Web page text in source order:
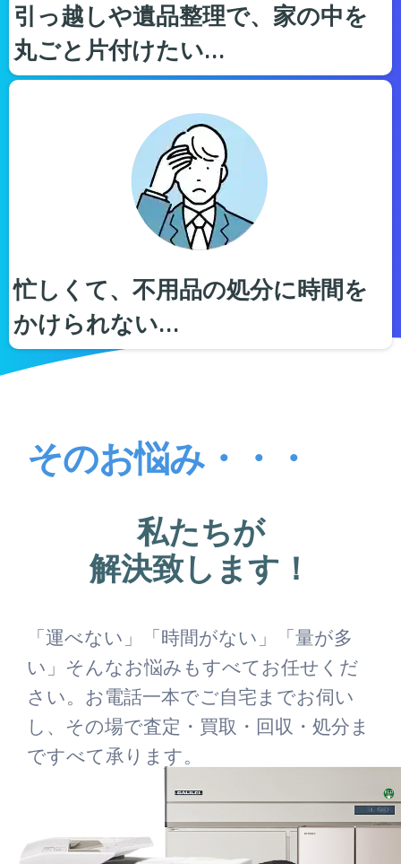
引っ越しや遺品整理で、家の中を
丸ごと片付けたい…
忙しくて、不用品の処分に時間を
かけられない…
そのお悩み・・・
私たちが
解決致します！
「運べない」「時間がない」「量が多
い」そんなお悩みもすべてお任せくだ
さい。お電話一本でご自宅までお伺い
し、その場で査定・買取・回収・処分ま
ですべて承ります。